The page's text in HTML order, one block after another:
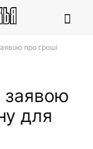
про гроші
заявою
для